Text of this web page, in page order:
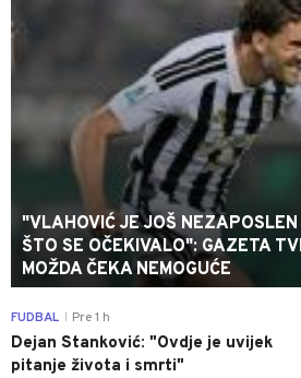
"VLAHOVIĆ JE JOŠ
ŠTO SE OČEKIVALO": GAZETA
MOŽDA ČEKA NEMOGUĆE
FUDBAL Pre 1 h
Dejan Stanković: "Ovdje je uvijek
pitanje života i smrti"